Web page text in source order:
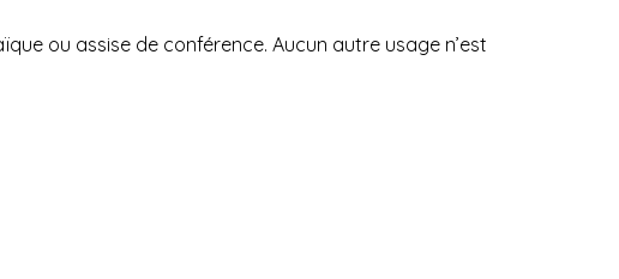
ou assise de conférence. Aucun autre usage n’est